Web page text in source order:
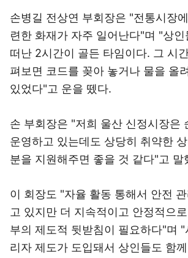
손병길 전상연 부회장은 "전통시장
련한 화재가 자주 일어난다"며 "상인
떠난 2시간이 골든 타임이다. 그 시
펴보면 코드를 꽂아 놓거나 물을 올
있었다"고 운을 뗐다.
손 부회장은 "저희 울산 신정시장은
운영하고 있는데도 상당히 취약한
분을 지원해주면 좋을 것 같다"고 말
이 회장도 "자율 활동 통해서 안전
고 있지만 더 지속적이고 안정적으
부의 제도적 뒷받침이 필요하다"며
리자 제도가 도입돼서 상인들도 함